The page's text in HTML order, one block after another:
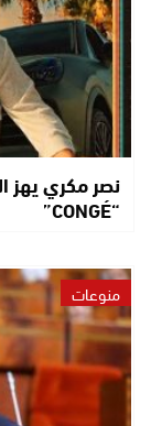
نصر مكري يهز
“CONGÉ”
منوعات